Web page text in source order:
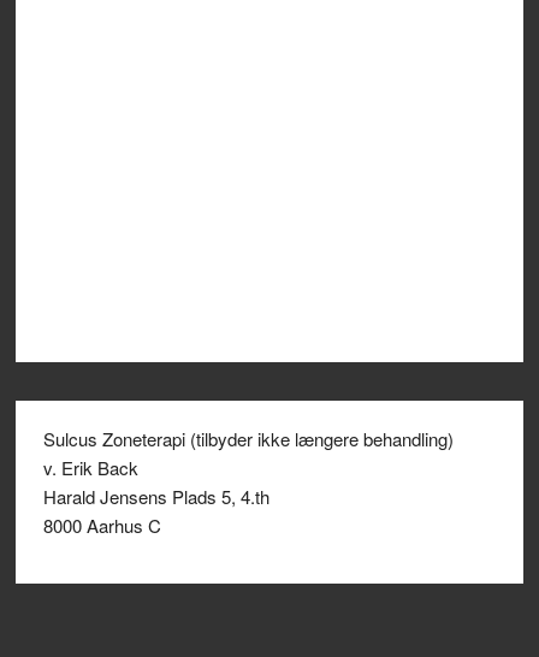
Sulcus Zoneterapi (tilbyder ikke længere behandling)
v. Erik Back
Harald Jensens Plads 5, 4.th
8000 Aarhus C